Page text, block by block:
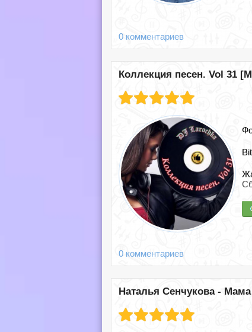
0 комментариев
Коллекция песен. Vol 31
0 комментариев
Наталья Сенчукова -